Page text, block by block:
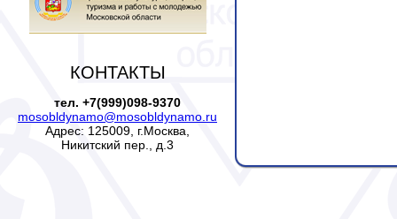
КОНТАКТЫ
тел. +7(999)098-9370
mosobldynamo@mosobldynamo.ru
Адрес: 125009, г.Москва,
Никитский пер., д.3